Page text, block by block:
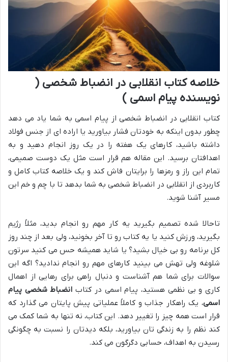
خلاصه کتاب انقلابی در انضباط شخصی (
نویسنده پیام اسمی )
کتاب انقلابی در انضباط شخصی از پیام اسمی به شما یاد می دهد
چطور بدون اینکه به خودتان فشار بیاورید یا اراده ای از جنس فولاد
داشته باشید، کارهای یک هفته را در یک روز انجام دهید و به
اهدافتان برسید. این مقاله هم قرار است مثل یک دوست صمیمی،
تمام این راز و رمزها را برایتان فاش کند و یک خلاصه کتاب کامل و
کاربردی از انقلابی در انضباط شخصی به شما بدهد تا با چم و خم این
مسیر آشنا شوید.
تاحالا شده تصمیم بگیرید یه کار مهم رو انجام بدید، مثلاً رژیم
بگیرید، ورزش کنید یا یه کتاب رو تا آخر بخونید، ولی بعد از چند روز
کل برنامه رو بی خیال بشید؟ یا شاید همیشه حس می کنید سرتون
شلوغه ولی تهش می بینید کارهای مهم رو انجام ندادید؟ اگه این
سوالات برای شما هم آشناست و دنبال راهی برای رهایی از اهمال
کاری و بی نظمی هستید، پیام اسمی در کتاب انضباط شخصی پیام
اسمی، یک راهکار جذاب و کاملاً عملیاتی پیش پایتان می گذارد که
قرار است همه چیز را تغییر دهد. این کتاب، نه تنها به شما کمک می
کند نظم را به زندگی تان بیاورید، بلکه دیدتان را نسبت به چگونگی
رسیدن به اهداف، حسابی دگرگون می کند.